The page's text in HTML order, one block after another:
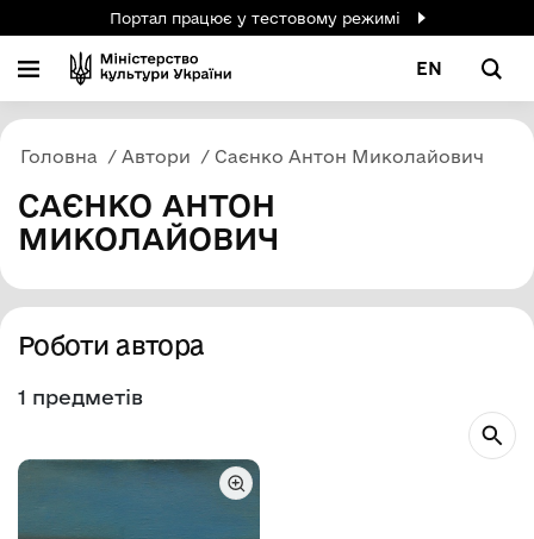
Портал працює у тестовому режимі
EN
Головна Автори Саєнко Антон Миколайович
САЄНКО АНТОН
МИКОЛАЙОВИЧ
Роботи автора
1 предметів